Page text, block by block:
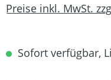
Preise inkl. MwSt.
Sofort verfügbar,